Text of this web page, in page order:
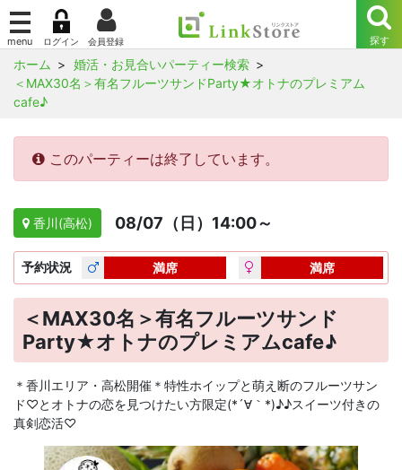
ホーム
婚活・お見合いパーティー検索
＜MAX30名＞有名フルーツサンドParty★オトナのプレミアム
cafe♪
このパーティーは終了しています。
香川(高松) 08/07（日）14:00～
予約状況 満席 満席
＜MAX30名＞有名フルーツサンド
Party★オトナのプレミアムcafe♪
＊香川エリア・高松開催＊特性ホイップと萌え断のフルーツサン
ド♡とオトナの恋を見つけたい方限定(*´∀｀*)♪♪スイーツ付きの
真剣恋活♡